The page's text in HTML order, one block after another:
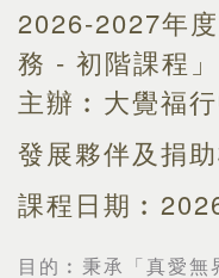
2026-2027年
務 - 初階課程」
主辦︰大覺福
發展夥伴及捐
課程日期
目的︰ 秉承「真愛無